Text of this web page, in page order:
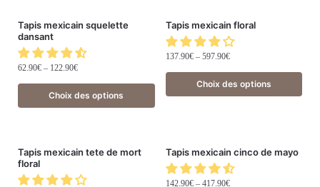
Tapis mexicain squelette
dansant
62.90€ – 122.90€
Choix des options
Tapis mexicain floral
137.90€– 597.90€
Choix des options
Tapis mexicain tete de mort
floral
Tapis mexicain cinco de mayo
142.90€– 417.90€